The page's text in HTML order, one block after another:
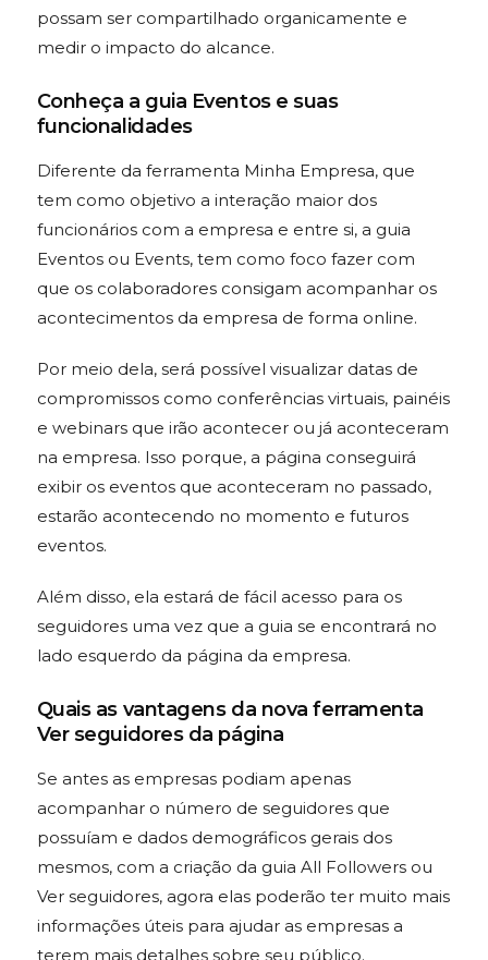
possam ser compartilhado organicamente e
medir o impacto do alcance.
Conheça a guia Eventos e suas
funcionalidades
Diferente da ferramenta Minha Empresa, que
tem como objetivo a interação maior dos
funcionários com a empresa e entre si, a guia
Eventos ou Events, tem como foco fazer com
que os colaboradores consigam acompanhar os
acontecimentos da empresa de forma online.
Por meio dela, será possível visualizar datas de
compromissos como conferências virtuais, painéis
e webinars que irão acontecer ou já aconteceram
na empresa. Isso porque, a página conseguirá
exibir os eventos que aconteceram no passado,
estarão acontecendo no momento e futuros
eventos.
Além disso, ela estará de fácil acesso para os
seguidores uma vez que a guia se encontrará no
lado esquerdo da página da empresa.
Quais as vantagens da nova ferramenta
Ver seguidores da página
Se antes as empresas podiam apenas
acompanhar o número de seguidores que
possuíam e dados demográficos gerais dos
mesmos, com a criação da guia All Followers ou
Ver seguidores, agora elas poderão ter muito mais
informações úteis para ajudar as empresas a
terem mais detalhes sobre seu público.